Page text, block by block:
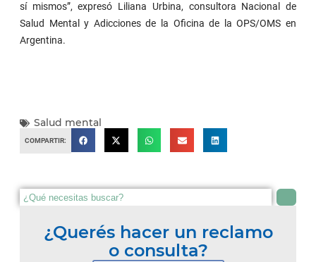
sí mismos”, expresó Liliana Urbina, consultora Nacional de
Salud Mental y Adicciones de la Oficina de la OPS/OMS en
Argentina.
Salud mental
COMPARTIR:
¿Querés hacer un reclamo
o consulta?